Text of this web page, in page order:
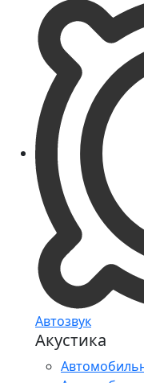
Автозвук
Акустика